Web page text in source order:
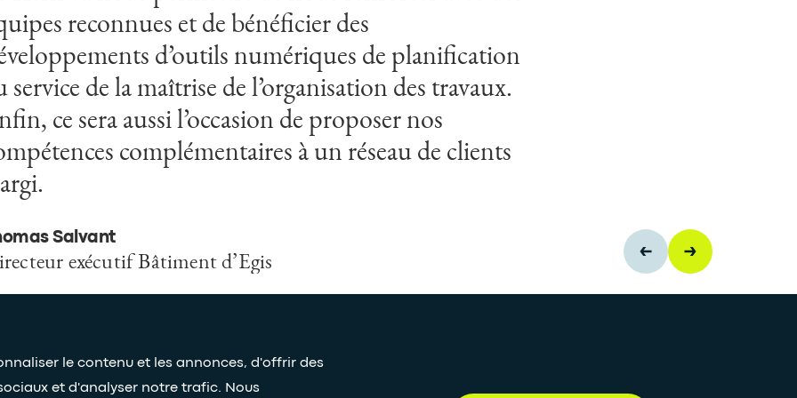
le contenu et les annonces, d'offrir des
et d'analyser notre trafic. Nous
reconnues et de bénéficier des
d’outils numériques de planification
service de la maîtrise de l’organisation des travaux.
ce sera aussi l’occasion de proposer nos
complémentaires à un réseau de clients
Salvant
exécutif Bâtiment d’Egis
et de nos clients communs et à venir.
Le Saux et David Gaon
de Kern